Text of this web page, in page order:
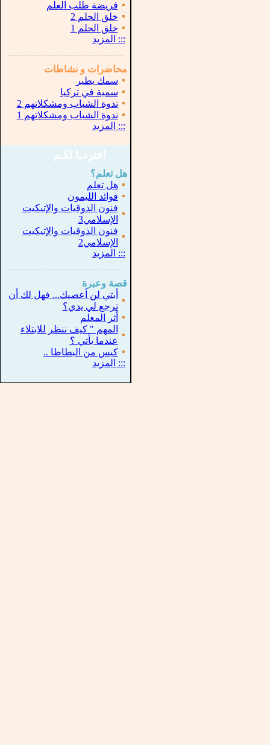
▪ فريضة طلب العلم
▪ خلق الحلم 2
▪ خلق الحلم 1
::: المزيد
محاضرات و نشاطات
▪ سمك يطير
▪ سمية في تركيا
▪ ندوة الشباب ومشكلاتهم 2
▪ ندوة الشباب ومشكلاتهم 1
::: المزيد
اخترنــا لكـم
هل تعلم؟
▪ هل تعلم
▪ فوائد الليمون
▪
فنون الذوقيات والإتيكيت
الإسلامي3
▪
فنون الذوقيات والإتيكيت
الإسلامي2
::: المزيد
قصة وعبرة
▪
أبتي لن أعصيك... فهل لك أن
ترجع لي يدي؟
▪ أثر المعلم
▪
المهم " كيف ننظر للابتلاء
عندما يأتي ؟
▪ كيس من البطاطا ..
::: المزيد